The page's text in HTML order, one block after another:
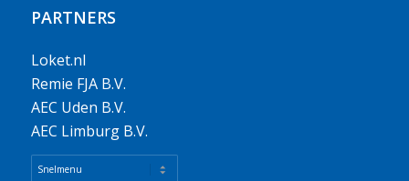
PARTNERS
Loket.nl
Remie FJA B.V.
AEC Uden B.V.
AEC Limburg B.V.